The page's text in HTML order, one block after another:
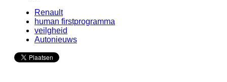
Renault
human firstprogramma
veilgheid
Autonieuws